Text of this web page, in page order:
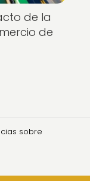
de la
de
sobre